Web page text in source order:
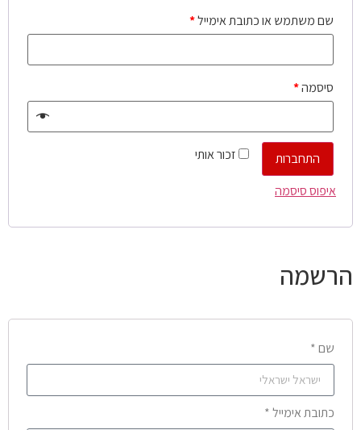
שם משתמש או כתובת אימייל*
סיסמה*
זכור אותי
התחברות
איפוס סיסמה
הרשמה
שם *
כתובת אימייל *